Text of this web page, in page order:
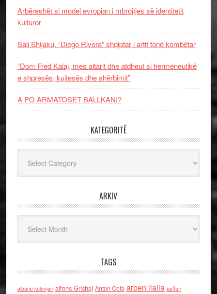
Arbëreshët si model evropian i mbrojtjes së identitetit
kulturor
Sali Shijaku, “Diego Rivera” shqiptar i artit tonë kombëtar
“Dom Fred Kalaj, mes altarit dhe atdheut si hermeneutikë
e shpresës, kujtesës dhe shërbimit”
A PO ARMATOSET BALLKANI?
KATEGORITË
ARKIV
TAGS
albano kolonjari alfons Grishaj Anton Cefa arben llalla asllan